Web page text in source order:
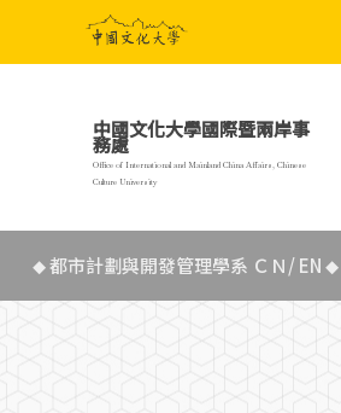
中國文化大學國際暨兩岸事
務處
Office of International and Mainland China Affairs, Chinese
Culture University
◆都市計劃與開發管理學系 ＣＮ/ EN ◆